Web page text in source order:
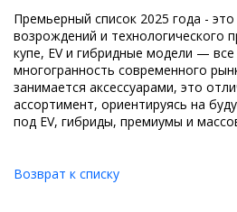
Премьерный список 2025 года -
возрождений и технологического
купе, EV и гибридные модели —
многогранность современного
занимается аксессуарами, это
ассортимент, ориентируясь на
под EV, гибриды, премиумы и
Возврат к списку